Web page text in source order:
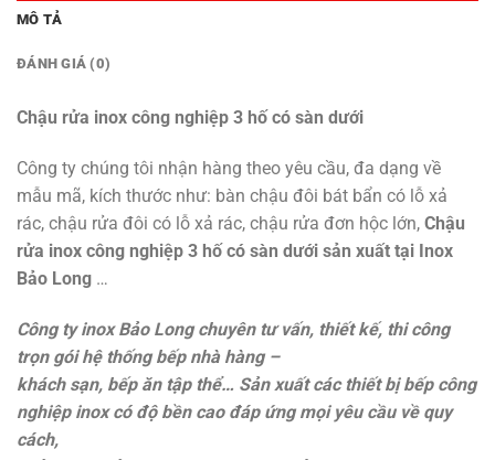
MÔ TẢ
ĐÁNH GIÁ (0)
Chậu rửa inox công nghiệp 3 hố có sàn dưới
Công ty chúng tôi nhận hàng theo yêu cầu, đa dạng về
mẫu mã, kích thước như: bàn chậu đôi bát bẩn có lỗ xả
rác, chậu rửa đôi có lỗ xả rác, chậu rửa đơn hộc lớn, Chậu
rửa inox công nghiệp 3 hố có sàn dưới sản xuất tại Inox
Bảo Long …
Công ty inox Bảo Long chuyên tư vấn, thiết kế, thi công
trọn gói hệ thống bếp nhà hàng –
khách sạn, bếp ăn tập thể… Sản xuất cácthiết bị bếp công
nghiệp inoxcó độ bền cao đáp ứng mọi yêu cầu về quy
cách,